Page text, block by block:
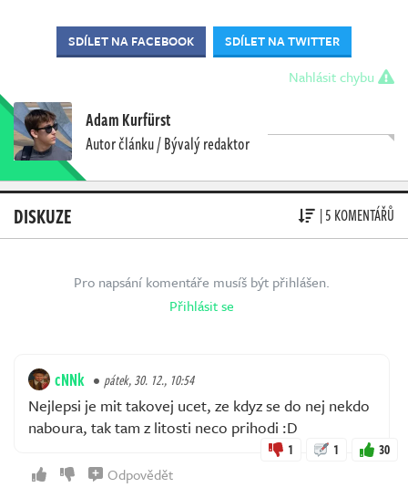
SDÍLET NA FACEBOOK SDÍLET NA TWITTER
Nahlásit chybu
Adam Kurfürst
Autor článku / Bývalý redaktor
DISKUZE | 5 KOMENTÁŘŮ
Pro napsání komentáře musíš být přihlášen.
Přihlásit se
cNNk pátek, 30. 12., 10:54
Nejlepsi je mit takovej ucet, ze kdyz se do nej nekdo
naboura, tak tam z litosti neco prihodi :D
1 1 30
Odpovědět